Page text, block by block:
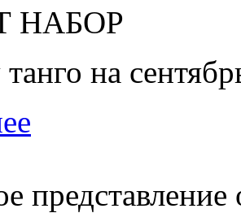
НАБОР
на